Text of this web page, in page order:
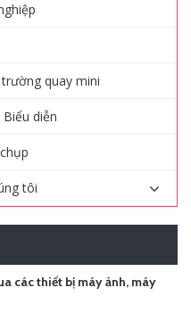
quay mini
diễn
tôi
các thiết bị máy ảnh, máy